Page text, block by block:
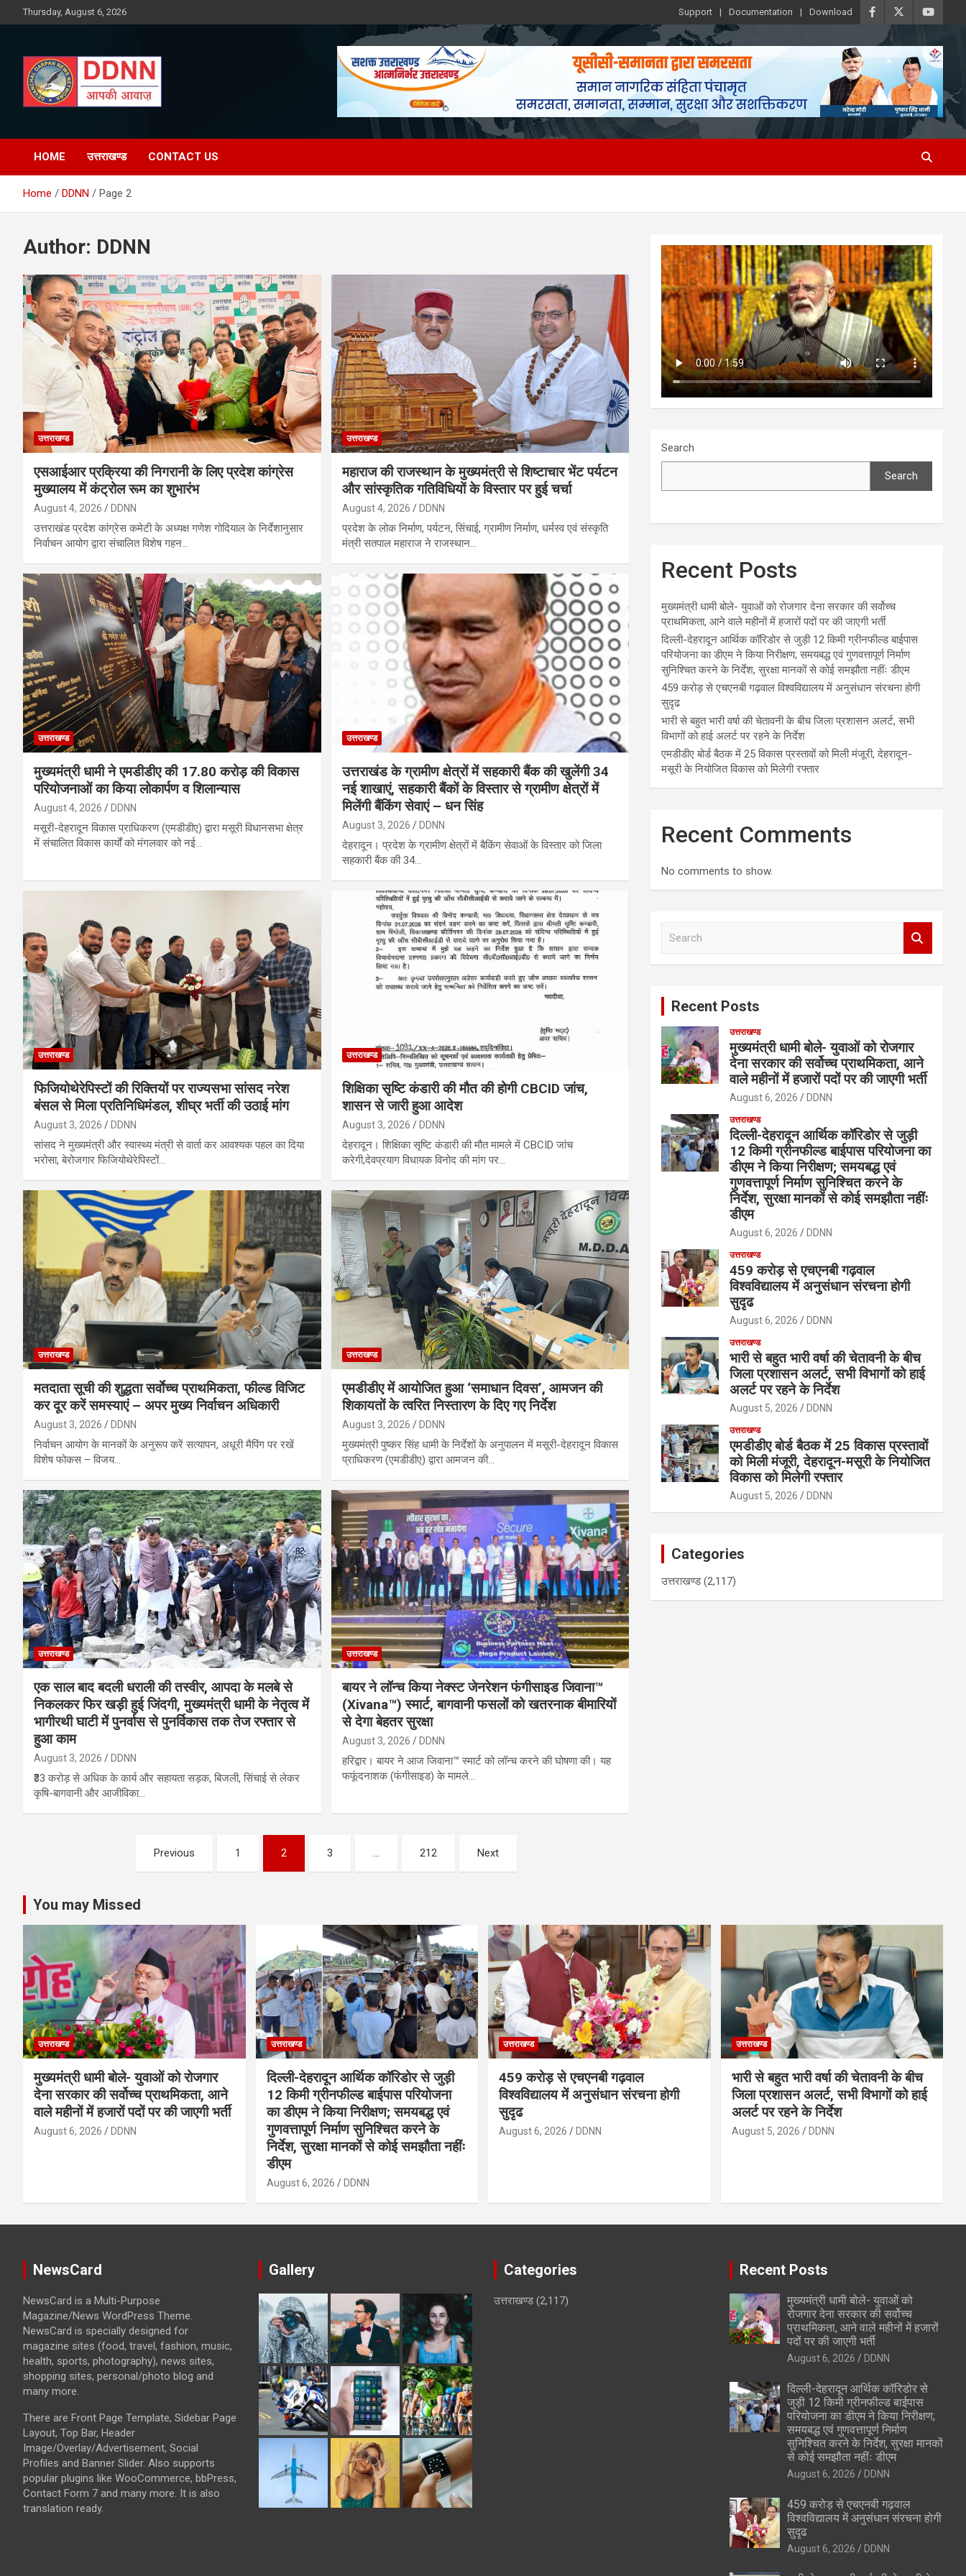
to
Thursday, August 6, 2026 Support Documentation Download
HOME उत्तराखण्ड CONTACT US
Home DDNN Page 2
Author: DDNN
उत्तराखण्ड
एसआईआर प्रक्रिया की निगरानी के लिए प्रदेश कांग्रेस
मुख्यालय में कंट्रोल रूम का शुभारंभ
August 4, 2026 DDNN
उत्तराखंड प्रदेश कांग्रेस कमेटी के अध्यक्ष गणेश गोदियाल के निर्देशानुसार
निर्वाचन आयोग द्वारा संचालित विशेष गहन…
उत्तराखण्ड
महाराज की राजस्थान के मुख्यमंत्री से शिष्टाचार भेंट पर्यटन
और सांस्कृतिक गतिविधियों के विस्तार पर हुई चर्चा
August 4, 2026 DDNN
प्रदेश के लोक निर्माण, पर्यटन, सिंचाई, ग्रामीण निर्माण, धर्मस्व एवं संस्कृति
मंत्री सतपाल महाराज ने राजस्थान…
उत्तराखण्ड
मुख्यमंत्री धामी ने एमडीडीए की 17.80 करोड़ की विकास
परियोजनाओं का किया लोकार्पण व शिलान्यास
August 4, 2026 DDNN
मसूरी-देहरादून विकास प्राधिकरण (एमडीडीए) द्वारा मसूरी विधानसभा क्षेत्र
में संचालित विकास कार्यों को मंगलवार को नई…
उत्तराखण्ड
उत्तराखंड के ग्रामीण क्षेत्रों में सहकारी बैंक की खुलेंगी 34
नई शाखाएं, सहकारी बैंकों के विस्तार से ग्रामीण क्षेत्रों में
मिलेंगी बैंकिंग सेवाएं – धन सिंह
August 3, 2026 DDNN
देहरादून। प्रदेश के ग्रामीण क्षेत्रों में बैकिंग सेवाओं के विस्तार को जिला
सहकारी बैंक की 34…
उत्तराखण्ड
फिजियोथेरेपिस्टों की रिक्तियों पर राज्यसभा सांसद नरेश
बंसल से मिला प्रतिनिधिमंडल, शीघ्र भर्ती की उठाई मांग
August 3, 2026 DDNN
सांसद ने मुख्यमंत्री और स्वास्थ्य मंत्री से वार्ता कर आवश्यक पहल का दिया
भरोसा, बेरोजगार फिजियोथेरेपिस्टों…
उत्तराखण्ड
शिक्षिका सृष्टि कंडारी की मौत की होगी CBCID जांच,
शासन से जारी हुआ आदेश
August 3, 2026 DDNN
देहरादून। शिक्षिका सृष्टि कंडारी की मौत मामले में CBCID जांच
करेगी,देवप्रयाग विधायक विनोद की मांग पर…
उत्तराखण्ड
मतदाता सूची की शुद्धता सर्वाेच्च प्राथमिकता, फील्ड विजिट
कर दूर करें समस्याएं – अपर मुख्य निर्वाचन अधिकारी
August 3, 2026 DDNN
निर्वाचन आयोग के मानकों के अनुरूप करें सत्यापन, अधूरी मैपिंग पर रखें
विशेष फोकस – विजय…
उत्तराखण्ड
एमडीडीए में आयोजित हुआ ‘समाधान दिवस’, आमजन की
शिकायतों के त्वरित निस्तारण के दिए गए निर्देश
August 3, 2026 DDNN
मुख्यमंत्री पुष्कर सिंह धामी के निर्देशों के अनुपालन में मसूरी-देहरादून विकास
प्राधिकरण (एमडीडीए) द्वारा आमजन की…
उत्तराखण्ड
एक साल बाद बदली धराली की तस्वीर, आपदा के मलबे से
निकलकर फिर खड़ी हुई जिंदगी, मुख्यमंत्री धामी के नेतृत्व में
भागीरथी घाटी में पुनर्वास से पुनर्विकास तक तेज रफ्तार से
हुआ काम
August 3, 2026 DDNN
₹33 करोड़ से अधिक के कार्य और सहायता सड़क, बिजली, सिंचाई से लेकर
कृषि-बागवानी और आजीविका…
उत्तराखण्ड
बायर ने लॉन्च किया नेक्स्ट जेनरेशन फंगीसाइड जिवाना™️
(Xivana™️) स्मार्ट, बागवानी फसलों को खतरनाक बीमारियों
से देगा बेहतर सुरक्षा
August 3, 2026 DDNN
हरिद्वार। बायर ने आज जिवाना™️ स्मार्ट को लॉन्च करने की घोषणा की। यह
फफूंदनाशक (फंगीसाइड) के मामले…
Previous 1 2 3 … 212 Next
Search
Search
Recent Posts
मुख्यमंत्री धामी बोले- युवाओं को रोजगार देना सरकार की सर्वोच्च
प्राथमिकता, आने वाले महीनों में हजारों पदों पर की जाएगी भर्ती
दिल्ली-देहरादून आर्थिक कॉरिडोर से जुड़ी 12 किमी ग्रीनफील्ड बाईपास
परियोजना का डीएम ने किया निरीक्षण; समयबद्ध एवं गुणवत्तापूर्ण निर्माण
सुनिश्चित करने के निर्देश, सुरक्षा मानकों से कोई समझौता नहींः डीएम
459 करोड़ से एचएनबी गढ़वाल विश्वविद्यालय में अनुसंधान संरचना होगी
सुदृढ
भारी से बहुत भारी वर्षा की चेतावनी के बीच जिला प्रशासन अलर्ट, सभी
विभागों को हाई अलर्ट पर रहने के निर्देश
एमडीडीए बोर्ड बैठक में 25 विकास प्रस्तावों को मिली मंजूरी, देहरादून-
मसूरी के नियोजित विकास को मिलेगी रफ्तार
Recent Comments
No comments to show.
Recent Posts
उत्तराखण्ड
मुख्यमंत्री धामी बोले- युवाओं को रोजगार
देना सरकार की सर्वोच्च प्राथमिकता, आने
वाले महीनों में हजारों पदों पर की जाएगी भर्ती
August 6, 2026 DDNN
उत्तराखण्ड
दिल्ली-देहरादून आर्थिक कॉरिडोर से जुड़ी
12 किमी ग्रीनफील्ड बाईपास परियोजना का
डीएम ने किया निरीक्षण; समयबद्ध एवं
गुणवत्तापूर्ण निर्माण सुनिश्चित करने के
निर्देश, सुरक्षा मानकों से कोई समझौता नहींः
डीएम
August 6, 2026 DDNN
उत्तराखण्ड
459 करोड़ से एचएनबी गढ़वाल
विश्वविद्यालय में अनुसंधान संरचना होगी
सुदृढ
August 6, 2026 DDNN
उत्तराखण्ड
भारी से बहुत भारी वर्षा की चेतावनी के बीच
जिला प्रशासन अलर्ट, सभी विभागों को हाई
अलर्ट पर रहने के निर्देश
August 5, 2026 DDNN
उत्तराखण्ड
एमडीडीए बोर्ड बैठक में 25 विकास प्रस्तावों
को मिली मंजूरी, देहरादून-मसूरी के नियोजित
विकास को मिलेगी रफ्तार
August 5, 2026 DDNN
Categories
उत्तराखण्ड(2,117)
You may Missed
उत्तराखण्ड
मुख्यमंत्री धामी बोले- युवाओं को रोजगार
देना सरकार की सर्वोच्च प्राथमिकता, आने
वाले महीनों में हजारों पदों पर की जाएगी भर्ती
August 6, 2026 DDNN
उत्तराखण्ड
दिल्ली-देहरादून आर्थिक कॉरिडोर से जुड़ी
12 किमी ग्रीनफील्ड बाईपास परियोजना
का डीएम ने किया निरीक्षण; समयबद्ध एवं
गुणवत्तापूर्ण निर्माण सुनिश्चित करने के
निर्देश, सुरक्षा मानकों से कोई समझौता नहींः
डीएम
August 6, 2026 DDNN
उत्तराखण्ड
459 करोड़ से एचएनबी गढ़वाल
विश्वविद्यालय में अनुसंधान संरचना होगी
सुदृढ
August 6, 2026 DDNN
उत्तराखण्ड
भारी से बहुत भारी वर्षा की चेतावनी के बीच
जिला प्रशासन अलर्ट, सभी विभागों को हाई
अलर्ट पर रहने के निर्देश
August 5, 2026 DDNN
NewsCard
NewsCard is a Multi-Purpose
Magazine/News WordPress Theme.
NewsCard is specially designed for
magazine sites (food, travel, fashion, music,
health, sports, photography), news sites,
shopping sites, personal/photo blog and
many more.
There are Front Page Template, Sidebar Page
Layout, Top Bar, Header
Image/Overlay/Advertisement, Social
Profiles and Banner Slider. Also supports
popular plugins like WooCommerce, bbPress,
Contact Form 7 and many more. It is also
translation ready.
Gallery Categories
उत्तराखण्ड(2,117)
Recent Posts
मुख्यमंत्री धामी बोले- युवाओं को
रोजगार देना सरकार की सर्वोच्च
प्राथमिकता, आने वाले महीनों में हजारों
पदों पर की जाएगी भर्ती
August 6, 2026 DDNN
दिल्ली-देहरादून आर्थिक कॉरिडोर से
जुड़ी 12 किमी ग्रीनफील्ड बाईपास
परियोजना का डीएम ने किया निरीक्षण;
समयबद्ध एवं गुणवत्तापूर्ण निर्माण
सुनिश्चित करने के निर्देश, सुरक्षा मानकों
से कोई समझौता नहींः डीएम
August 6, 2026 DDNN
459 करोड़ से एचएनबी गढ़वाल
विश्वविद्यालय में अनुसंधान संरचना होगी
सुदृढ
August 6, 2026 DDNN